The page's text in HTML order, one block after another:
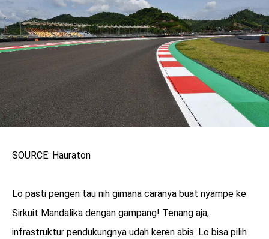
SOURCE: Hauraton
Lo pasti pengen tau nih gimana caranya buat nyampe ke
Sirkuit Mandalika dengan gampang! Tenang aja,
infrastruktur pendukungnya udah keren abis. Lo bisa pilih